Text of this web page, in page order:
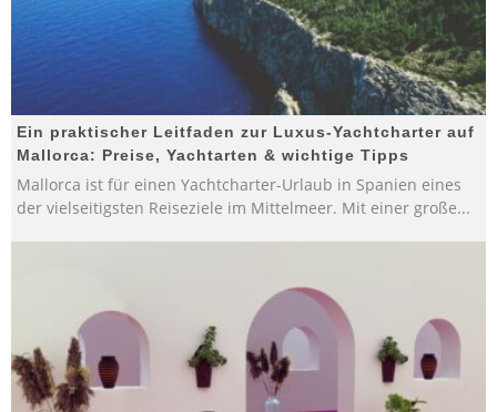
Ein praktischer Leitfaden zur Luxus-Yachtcharter auf
Mallorca: Preise, Yachtarten & wichtige Tipps
Mallorca ist für einen Yachtcharter-Urlaub in Spanien eines
der vielseitigsten Reiseziele im Mittelmeer. Mit einer große...